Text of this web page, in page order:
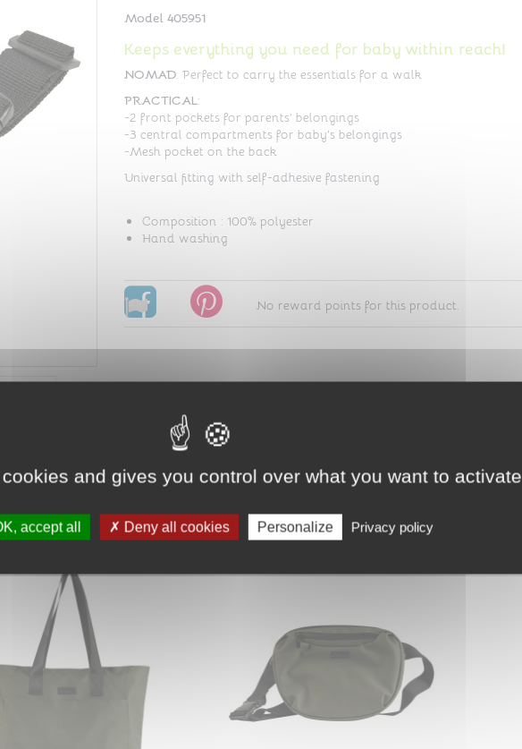
Model 405951
Keeps everything you need for baby within reach!
NOMAD: Perfect to carry the essentials for a walk
PRACTICAL:
-2 front pockets for parents’ belongings
-3 central compartments for baby’s belongings
-Mesh pocket on the back
Universal fitting with self-adhesive fastening
Composition : 100% polyester
Hand washing
No reward points for this product.
category:
and gives you control over what you want to activate
accept all Deny all cookies Personalize Privacy policy